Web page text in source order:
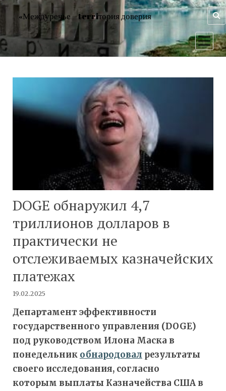
«Междуречье – terriтория доверия
меню
DOGE обнаружил 4,7
триллионов долларов в
практически не
отслеживаемых казначейских
платежах
19.02.2025
Департамент эффективности
государственного управления (DOGE)
под руководством Илона Маска в
понедельник обнародовал результаты
своего исследования, согласно
которым выплаты Казначейства США в